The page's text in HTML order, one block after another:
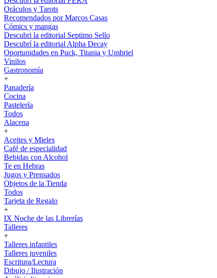
Oráculos y Tarots
Recomendados por Marcos Casas
Cómics y mangas
Descubri la editorial Septimo Sello
Descubrí la editorial Alpha Decay
Oportunidades en Puck, Titania y Umbriel
Vinilos
Gastronomía
+
Panadería
Cocina
Pastelería
Todos
Alacena
+
Aceites y Mieles
Café de especialidad
Bebidas con Alcohol
Te en Hebras
Jugos y Prensados
Objetos de la Tienda
Todos
Tarjeta de Regalo
+
IX Noche de las Librerías
Talleres
+
Talleres infantiles
Talleres juveniles
Escritura/Lectura
Dibujo / Ilustración